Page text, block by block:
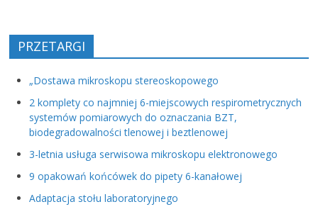
PRZETARGI
„Dostawa mikroskopu stereoskopowego
2 komplety co najmniej 6-miejscowych respirometrycznych
systemów pomiarowych do oznaczania BZT,
biodegradowalności tlenowej i beztlenowej
3-letnia usługa serwisowa mikroskopu elektronowego
9 opakowań końcówek do pipety 6-kanałowej
Adaptacja stołu laboratoryjnego